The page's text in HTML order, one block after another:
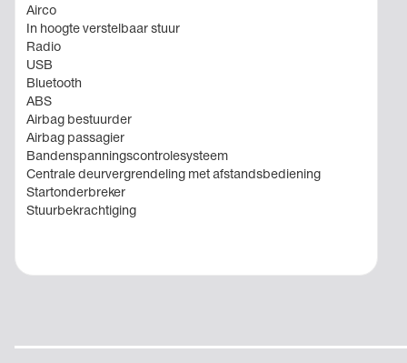
Airco
In hoogte verstelbaar stuur
Radio
USB
Bluetooth
ABS
Airbag bestuurder
Airbag passagier
Bandenspanningscontrolesysteem
Centrale deurvergrendeling met afstandsbediening
Startonderbreker
Stuurbekrachtiging